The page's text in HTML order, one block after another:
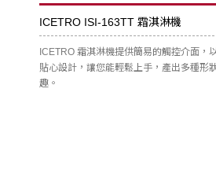
ICETRO ISI-163TT 霜淇淋機
ICETRO 霜淇淋機提供簡易的觸控介面，
貼心設計，讓您能輕鬆上手，產出多種形
趣。